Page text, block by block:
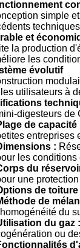
simple
et
la production
les
évolutif
utilisateurs à
digesteurs de
de capacité
entreprises
:
les conditions
du
une
de toiture
de
du
du gaz :
ou